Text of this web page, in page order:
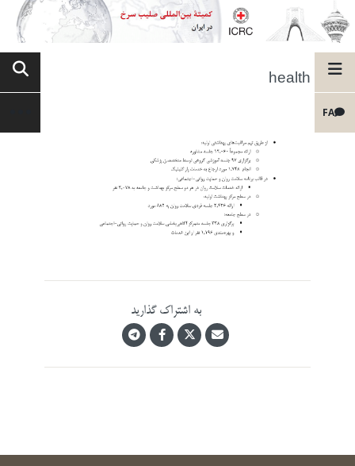
FA
health
به اشتراک گذارید